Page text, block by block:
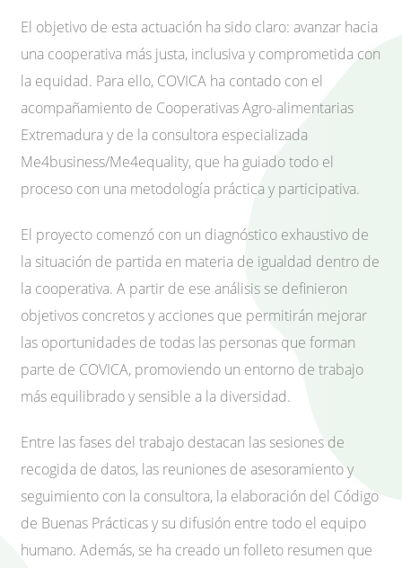
El objetivo de esta actuación ha sido claro: avanzar hacia
una cooperativa más justa, inclusiva y comprometida con
la equidad. Para ello, COVICA ha contado con el
acompañamiento de Cooperativas Agro-alimentarias
Extremadura y de la consultora especializada
Me4business/Me4equality, que ha guiado todo el
proceso con una metodología práctica y participativa.
El proyecto comenzó con un diagnóstico exhaustivo de
la situación de partida en materia de igualdad dentro de
la cooperativa. A partir de ese análisis se definieron
objetivos concretos y acciones que permitirán mejorar
las oportunidades de todas las personas que forman
parte de COVICA, promoviendo un entorno de trabajo
más equilibrado y sensible a la diversidad.
Entre las fases del trabajo destacan las sesiones de
recogida de datos, las reuniones de asesoramiento y
seguimiento con la consultora, la elaboración del Código
de Buenas Prácticas y su difusión entre todo el equipo
humano. Además, se ha creado un folleto resumen que